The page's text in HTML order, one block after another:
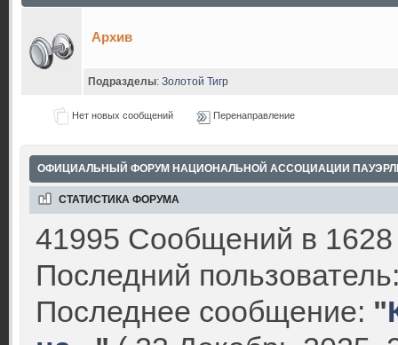
Архив
Подразделы: Золотой Тигр
Нет новых сообщений Перенаправление
ОФИЦИАЛЬНЫЙ ФОРУМ НАЦИОНАЛЬНОЙ АССОЦИАЦИИ
СТАТИСТИКА ФОРУМА
41995 Сообщений в
Последний
Последнее сообщение: "